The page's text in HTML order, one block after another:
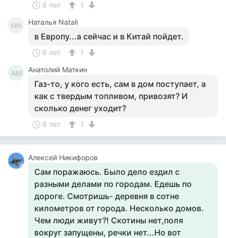
8 лет 1
НN Наталья Natali
в Европу...а сейчас и в Китай пойдет.
8 лет 1
АМ Анатолий Маткин
Газ-то, у кого есть, сам в дом поступает, а
как с твердым топливом, привозят? И
сколько денег уходит?
8 лет 1
Алексей Никифоров
Сам поражаюсь. Было дело ездил с
разными делами по городам. Едешь по
дороге. Смотришь- деревня в сотне
километров от города. Несколько домов.
Чем люди живут?! Скотины нет,поля
вокруг запущены, речки нет...Но вот